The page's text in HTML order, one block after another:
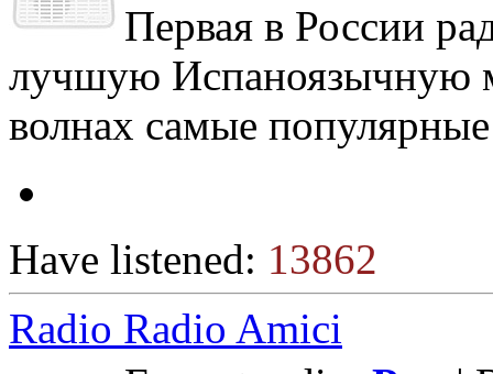
Первая в России
лучшую Испаноязычную
волнах самые
Have listened: 13862
Radio Radio Amici